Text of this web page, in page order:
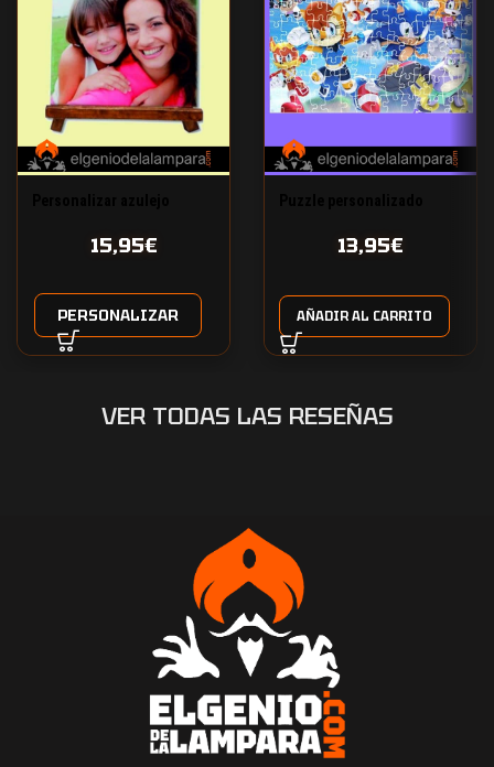
15,95€
PERSONALIZAR
tamaño A413,95€
AÑADIR AL CARRITO
VER TODAS LAS RESEÑAS